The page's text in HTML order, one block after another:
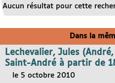
Aucun résultat pour cette
Dans la
Lechevalier, Jules
Saint-André à partir de
le 5 octobre 2010